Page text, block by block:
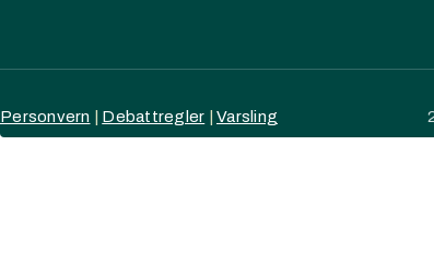
Personvern Debattregler Varsling